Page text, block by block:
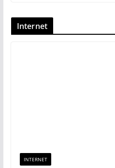
Internet
INTERNET